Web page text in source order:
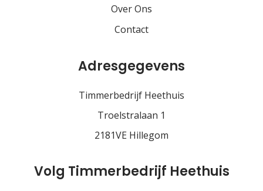
Over Ons
Contact
Adresgegevens
Timmerbedrijf Heethuis
Troelstralaan 1
2181VE Hillegom
Volg Timmerbedrijf Heethuis